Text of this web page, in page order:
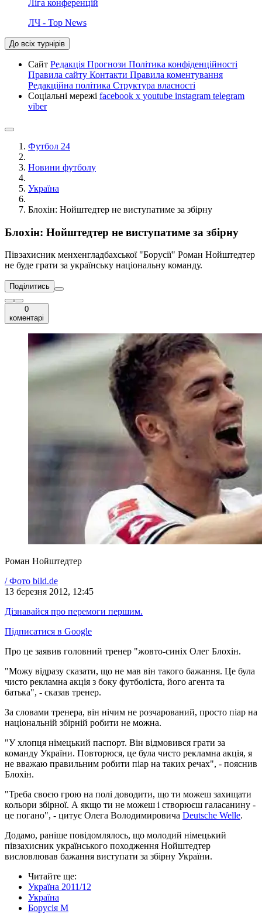
Ліга конференцій
ЛЧ - Top News
До всіх турнірів
Сайт Редакція Прогнози Політика конфіденційності
Правила сайту Контакти Правила коментування
Редакційна політика Структура власності
Соціальні мережі facebook x youtube instagram telegram
viber
Футбол 24
Новини футболу
Україна
Блохін: Нойштедтер не виступатиме за збірну
Блохін: Нойштедтер не виступатиме за збірну
Півзахисник менхенгладбахської "Борусії" Роман Нойштедтер
не буде грати за українську національну команду.
Поділитись
0
коментарі
Роман Нойштедтер
/Фото bild.de
13 березня 2012, 12:45
Дізнавайся про перемоги першим.
Підписатися в Google
Про це заявив головний тренер "жовто-синіх Олег Блохін.
"Можу відразу сказати, що не мав він такого бажання. Це була
чисто рекламна акція з боку футболіста, його агента та
батька", - сказав тренер.
За словами тренера, він нічим не розчарований, просто піар на
національній збірній робити не можна.
"У хлопця німецький паспорт. Він відмовився грати за
команду України. Повторюся, це була чисто рекламна акція, я
не вважаю правильним робити піар на таких речах", - пояснив
Блохін.
"Треба своєю грою на полі доводити, що ти можеш захищати
кольори збірної. А якщо ти не можеш і створюєш галасанину -
це погано", - цитує Олега Володимировича Deutsche Welle.
Додамо, раніше повідомлялось, що молодий німецький
півзахисник українського походження Нойштедтер
висловлював бажання виступати за збірну України.
Читайте ще:
Україна 2011/12
Україна
Борусія М